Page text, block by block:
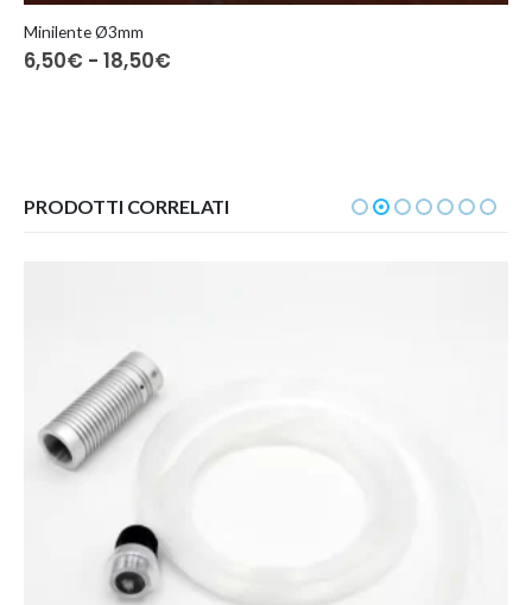
Minilente Ø3mm
6,50€ - 18,50€
PRODOTTI CORRELATI